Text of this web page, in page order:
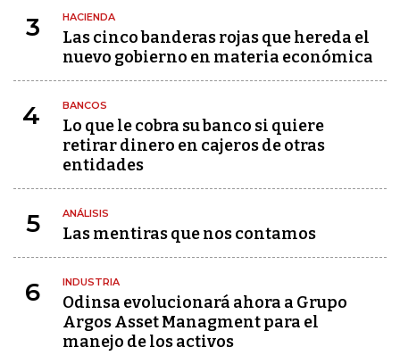
3 HACIENDA
Las cinco banderas rojas que hereda el
nuevo gobierno en materia económica
4 BANCOS
Lo que le cobra su banco si quiere
retirar dinero en cajeros de otras
entidades
5 ANÁLISIS
Las mentiras que nos contamos
6 INDUSTRIA
Odinsa evolucionará ahora a Grupo
Argos Asset Managment para el
manejo de los activos